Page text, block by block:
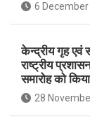
6
केन्द्रीय गृह एवं
राष्ट्रीय
समारोह को
28